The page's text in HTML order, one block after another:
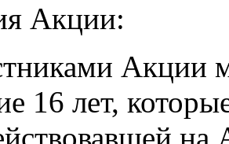
Акции:
Акции
16 лет,